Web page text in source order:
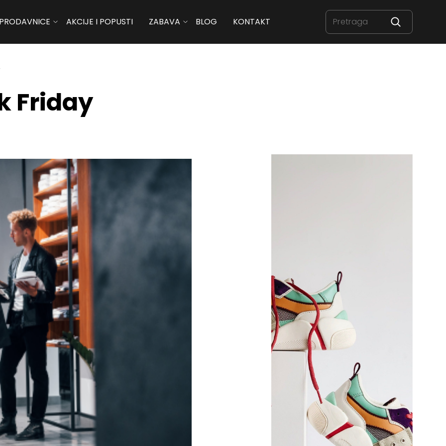
AKCIJE I POPUSTI ZABAVA BLOG KONTAKT
Friday